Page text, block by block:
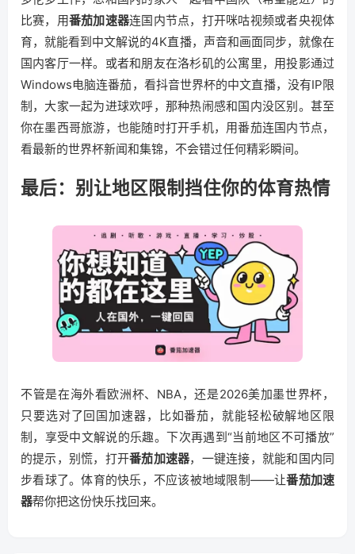
比赛，用番茄加速器连国内节点，打开咪咕视频或者央视体
育，就能看到中文解说的4K直播，声音和画面同步，就像在
国内客厅一样。或者和朋友在洛杉矶的公寓里，用投影通过
Windows电脑连番茄，看抖音世界杯的中文直播，没有IP限
制，大家一起为进球欢呼，那种热闹感和国内没区别。甚至
你在墨西哥旅游，也能随时打开手机，用番茄连国内节点，
看最新的世界杯新闻和集锦，不会错过任何精彩瞬间。
最后：别让地区限制挡住你的体育热情
不管是在海外看欧洲杯、NBA，还是2026美加墨世界杯，
只要选对了回国加速器，比如番茄，就能轻松破解地区限
制，享受中文解说的乐趣。下次再遇到“当前地区不可播放”
的提示，别慌，打开番茄加速器，一键连接，就能和国内同
步看球了。体育的快乐，不应该被地域限制——让番茄加速
器帮你把这份快乐找回来。